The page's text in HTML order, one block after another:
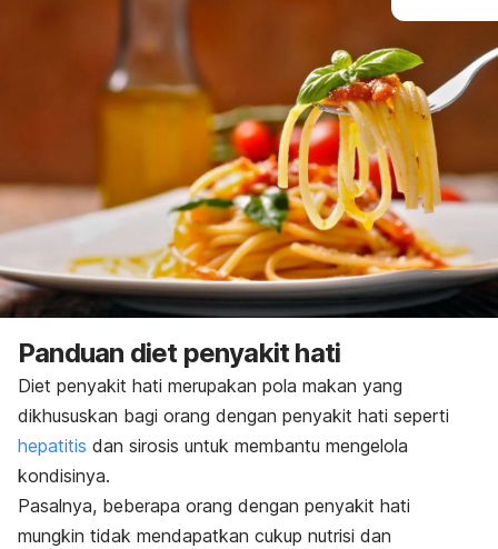
Panduan diet penyakit hati
Diet penyakit hati merupakan pola makan yang
dikhususkan bagi orang dengan penyakit hati seperti
hepatitis dan sirosis untuk membantu mengelola
kondisinya.
Pasalnya, beberapa orang dengan penyakit hati
mungkin tidak mendapatkan cukup nutrisi dan